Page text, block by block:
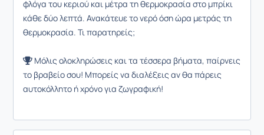
φλόγα του κεριού και μέτρα τη θερμοκρασία στο μπρίκι
κάθε δύο λεπτά. Ανακάτευε το νερό όση ώρα μετράς τη
θερμοκρασία. Τι παρατηρείς;
Μόλις ολοκληρώσεις και τα τέσσερα βήματα, παίρνεις
το βραβείο σου! Μπορείς να διαλέξεις αν θα πάρεις
αυτοκόλλητο ή χρόνο για ζωγραφική!